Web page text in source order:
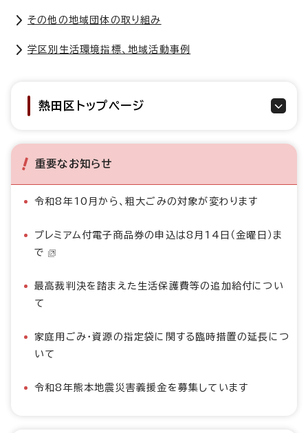
その他の地域団体の取り組み
学区別生活環境指標、地域活動事例
熱田区トップページ
重要なお知らせ
令和8年10月から、粗大ごみの対象が変わります
プレミアム付電子商品券の申込は8月14日（金曜日）ま
で
最高裁判決を踏まえた生活保護費等の追加給付につい
て
家庭用ごみ・資源の指定袋に関する臨時措置の延長につ
いて
令和8年熊本地震災害義援金を募集しています